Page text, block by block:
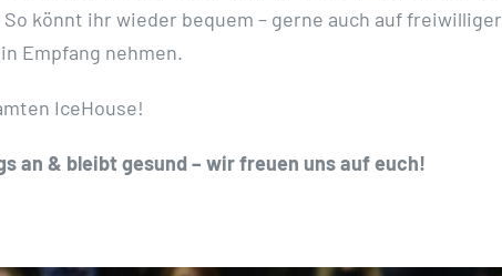
könnt ihr wieder bequem – gerne auch auf
Empfang nehmen.
IceHouse!
an & bleibt gesund – wir freuen uns auf euch!